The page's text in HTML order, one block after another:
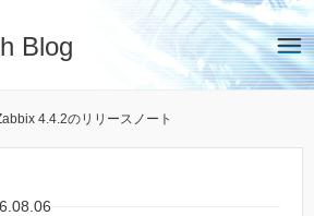
Blog
4.4.2のリリースノート